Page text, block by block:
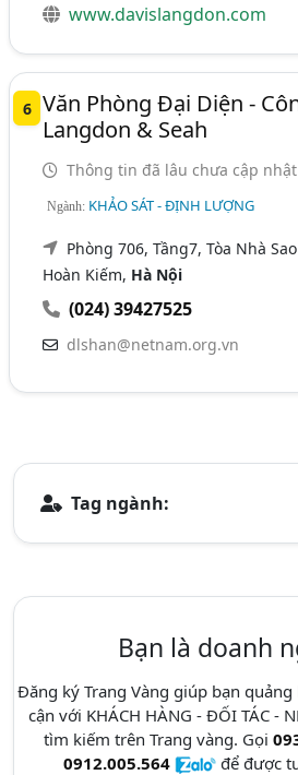
www.davislangdon.com
6 Văn Phòng Đại Diện -
Langdon & Seah
Thông tin đã lâu chưa cập nhật
Ngành: KHẢO SÁT - ĐỊNH LƯỢNG
Phòng 706, Tầng7, Tòa Nhà
Hoàn Kiếm, Hà Nội
(024) 39427525
dlshan@netnam.org.vn
Tag ngành:
Bạn là doanh
Đăng ký Trang Vàng giúp bạn
cận với KHÁCH HÀNG - ĐỐI TÁC -
tìm kiếm trên Trang vàng. Gọi
0912.005.564
để được